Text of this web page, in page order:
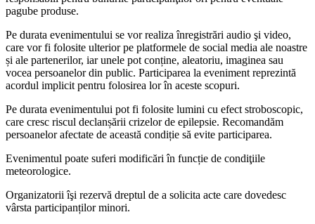
pagube produse.
Pe durata evenimentului se vor realiza înregistrări audio şi video,
care vor fi folosite ulterior pe platformele de social media ale noastre
și ale partenerilor, iar unele pot conține, aleatoriu, imaginea sau
vocea persoanelor din public. Participarea la eveniment reprezintă
acordul implicit pentru folosirea lor în aceste scopuri.
Pe durata evenimentului pot fi folosite lumini cu efect stroboscopic,
care cresc riscul declanșării crizelor de epilepsie. Recomandăm
persoanelor afectate de această condiție să evite participarea.
Evenimentul poate suferi modificări în funcție de condiţiile
meteorologice.
Organizatorii îşi rezervă dreptul de a solicita acte care dovedesc
vârsta participanților minori.